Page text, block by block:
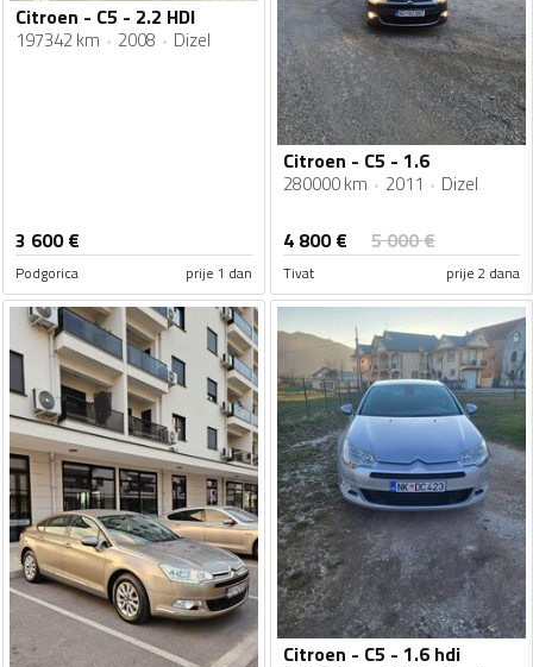
Citroen - C5 - 2.2 HDI
197342 km 2008 Dizel
3 600€
Podgorica prije 1 dan
Citroen - C5 - 1.6
280000 km 2011 Dizel
4 800€ 5 000€
Tivat prije 2 dana
Citroen - C5 - 1.6 hdi